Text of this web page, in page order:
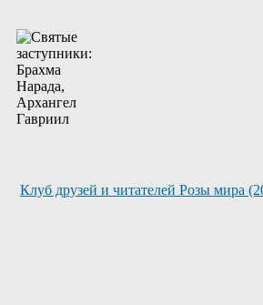
Клуб друзей и читателей Розы мира